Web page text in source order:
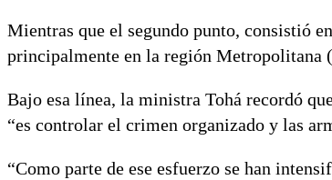
Mientras que el segundo punto, consistió
principalmente en la región Metropolitana
Bajo esa línea, la ministra Tohá recordó
“es controlar el crimen organizado y las
“Como parte de ese esfuerzo se han